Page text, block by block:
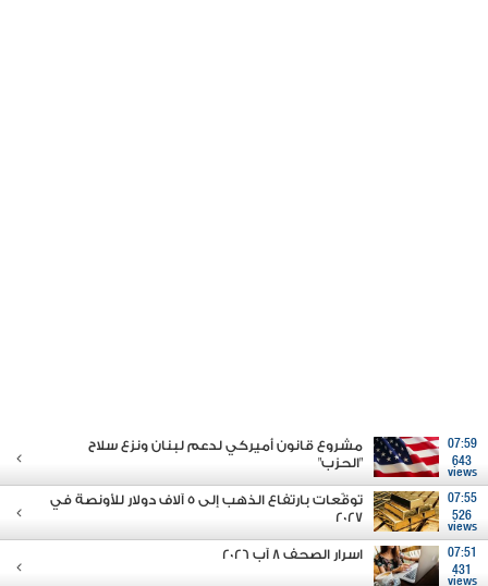
07:59
643
views
مشروع قانون أميركي لدعم لبنان ونزع سلاح
"الحزب"
07:55
526
views
توقّعات بارتفاع الذهب إلى 5 آلاف دولار للأونصة في
2027
07:51
431
views
اسرار الصحف 8 آب 2026